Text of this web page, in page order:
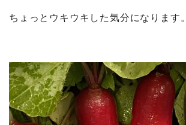
ちょっとウキウキした気分になります。